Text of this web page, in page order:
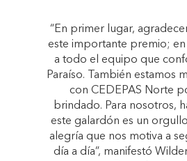
“En primer lugar,
este importante premio;
a todo el equipo que
Paraíso. También estamos
con CEDEPAS Norte
brindado. Para nosotros,
este galardón es un
alegría que nos motiva a
día a día”, manifestó